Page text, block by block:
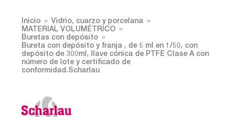
Inicio
Vidrio, cuarzo y porcelana
MATERIAL VOLUMÉTRICO
Buretas con depósito
Bureta con depósito y franja , de 5 ml en 1/50, con
depósito de 300ml, llave cónica de PTFE Clase A con
número de lote y certificado de
conformidad.Scharlau